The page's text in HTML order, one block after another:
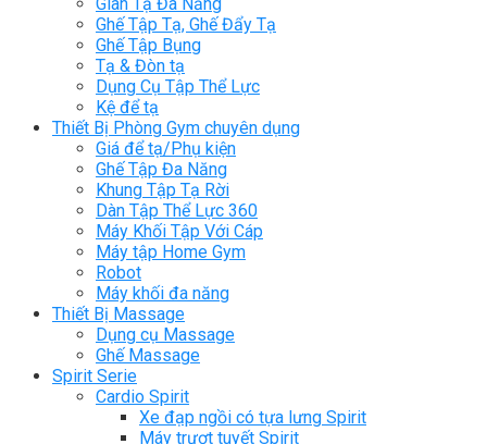
Giàn Tạ Đa Năng
Ghế Tập Tạ, Ghế Đẩy Tạ
Ghế Tập Bụng
Tạ & Đòn tạ
Dụng Cụ Tập Thể Lực
Kệ để tạ
Thiết Bị Phòng Gym chuyên dụng
Giá để tạ/Phụ kiện
Ghế Tập Đa Năng
Khung Tập Tạ Rời
Dàn Tập Thể Lực 360
Máy Khối Tập Với Cáp
Máy tập Home Gym
Robot
Máy khối đa năng
Thiết Bị Massage
Dụng cụ Massage
Ghế Massage
Spirit Serie
Cardio Spirit
Xe đạp ngồi có tựa lưng Spirit
Máy trượt tuyết Spirit